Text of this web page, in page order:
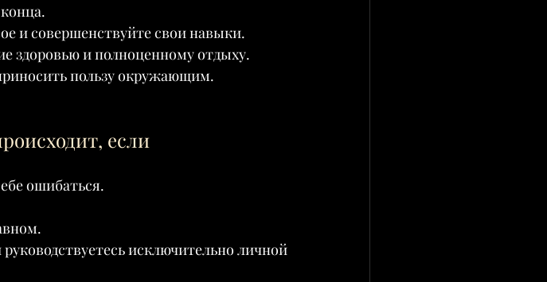
и совершенствуйте свои навыки.
здоровью и полноценному отдыху.
пользу окружающим.
если
ошибаться.
исключительно личной